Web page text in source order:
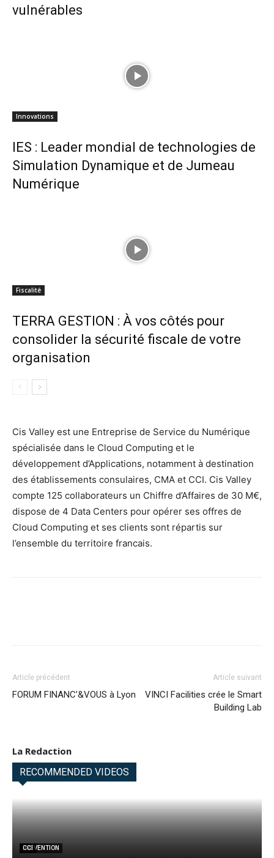
vulnérables
Innovations
IES : Leader mondial de technologies de
Simulation Dynamique et de Jumeau
Numérique
Fiscalité
TERRA GESTION : À vos côtés pour
consolider la sécurité fiscale de votre
organisation
Cis Valley est une Entreprise de Service du Numérique
spécialisée dans le Cloud Computing et le
développement d’Applications, notamment à destination
des établissements consulaires, CMA et CCI. Cis Valley
compte 125 collaborateurs un Chiffre d’Affaires de 30 M€,
dispose de 4 Data Centers pour opérer ses offres de
Cloud Computing et ses clients sont répartis sur
l’ensemble du territoire francais.
Article précédent
FORUM FINANC’&VOUS à Lyon
Article suivant
VINCI Facilities crée le Smart
Building Lab
La Redaction
RECOMMENDED VIDEOS
CCI
PRÉVENTION
CCI